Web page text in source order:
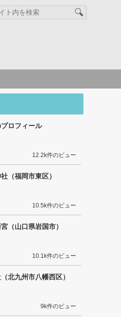
ロフィール
12.2k件のビュー
（福岡市東区）
10.5k件のビュー
（山口県岩国市）
10.1k件のビュー
北九州市八幡西区）
9k件のビュー